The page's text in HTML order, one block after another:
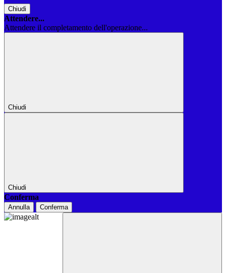
Chiudi
Attendere...
Attendere il completamento dell'operazione...
Chiudi
Chiudi
Conferma
Annulla Conferma